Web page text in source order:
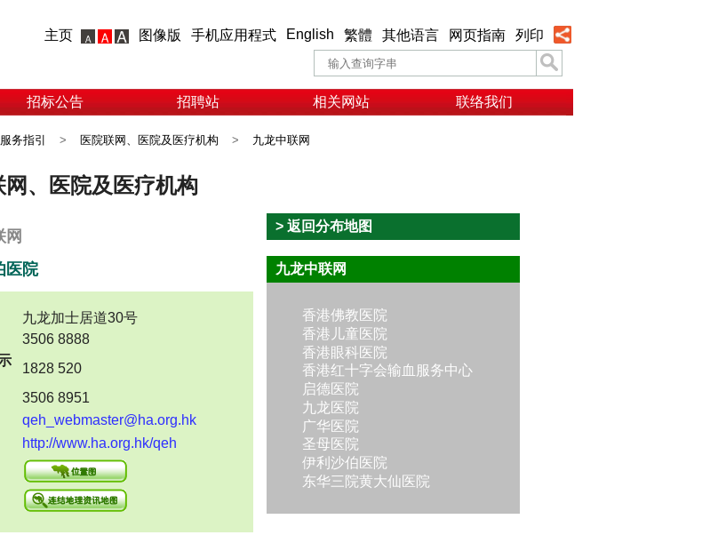
主页 图像版 手机应用程式 English 繁體 其他语言 网页指南 列印
招标公告 招聘站 相关网站 联络我们
服务指引 > 医院联网、医院及医疗机构 > 九龙中联网